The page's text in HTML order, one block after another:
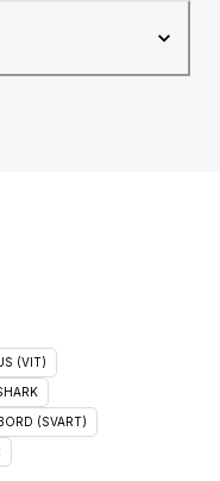
(VIT)
(SVART)